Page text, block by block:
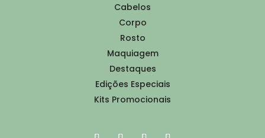
Cabelos
Corpo
Rosto
Maquiagem
Destaques
Edições Especiais
Kits Promocionais